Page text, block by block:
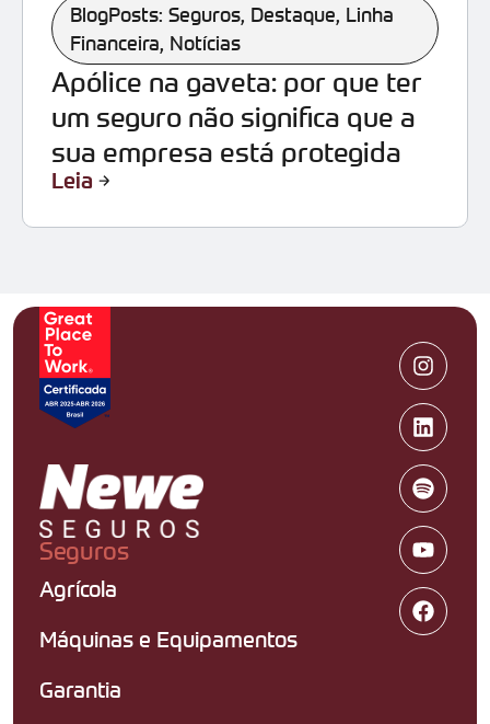
BlogPosts: Seguros, Destaque, Linha
Financeira, Notícias
Apólice na gaveta: por que ter
um seguro não significa que a
sua empresa está protegida
Leia
Seguros
Agrícola
Máquinas e Equipamentos
Garantia